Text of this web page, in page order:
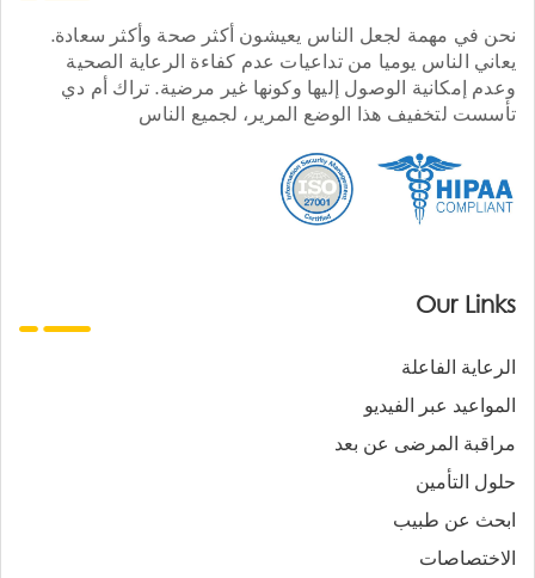
نحن في مهمة لجعل الناس يعيشون أكثر صحة وأكثر سعادة.
يعاني الناس يوميا من تداعيات عدم كفاءة الرعاية الصحية
وعدم إمكانية الوصول إليها وكونها غير مرضية. تراك أم دي
تأسست لتخفيف هذا الوضع المرير، لجميع الناس
Our Links
الرعاية الفاعلة
المواعيد عبر الفيديو
مراقبة المرضى عن بعد
حلول التأمين
ابحث عن طبيب
الاختصاصات